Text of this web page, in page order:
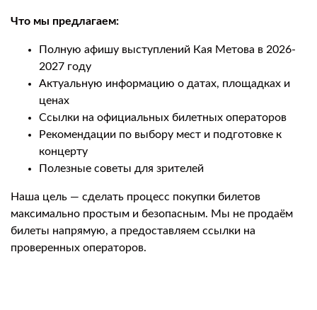
Что мы предлагаем:
Полную афишу выступлений Кая Метова в 2026-
2027 году
Актуальную информацию о датах, площадках и
ценах
Ссылки на официальных билетных операторов
Рекомендации по выбору мест и подготовке к
концерту
Полезные советы для зрителей
Наша цель — сделать процесс покупки билетов
максимально простым и безопасным. Мы не продаём
билеты напрямую, а предоставляем ссылки на
проверенных операторов.